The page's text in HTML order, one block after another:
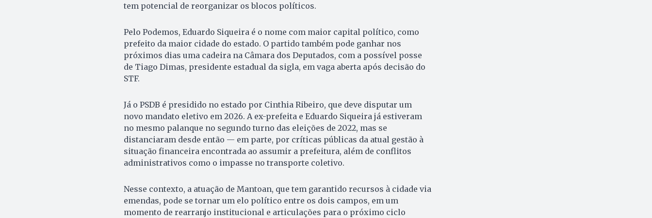
tem potencial de reorganizar os blocos políticos.
Pelo Podemos, Eduardo Siqueira é o nome com maior capital político, como
prefeito da maior cidade do estado. O partido também pode ganhar nos
próximos dias uma cadeira na Câmara dos Deputados, com a possível posse
de Tiago Dimas, presidente estadual da sigla, em vaga aberta após decisão do
STF.
Já o PSDB é presidido no estado por Cinthia Ribeiro, que deve disputar um
novo mandato eletivo em 2026. A ex-prefeita e Eduardo Siqueira já estiveram
no mesmo palanque no segundo turno das eleições de 2022, mas se
distanciaram desde então — em parte, por críticas públicas da atual gestão à
situação financeira encontrada ao assumir a prefeitura, além de conflitos
administrativos como o impasse no transporte coletivo.
Nesse contexto, a atuação de Mantoan, que tem garantido recursos à cidade via
emendas, pode se tornar um elo político entre os dois campos, em um
momento de rearranjo institucional e articulações para o próximo ciclo